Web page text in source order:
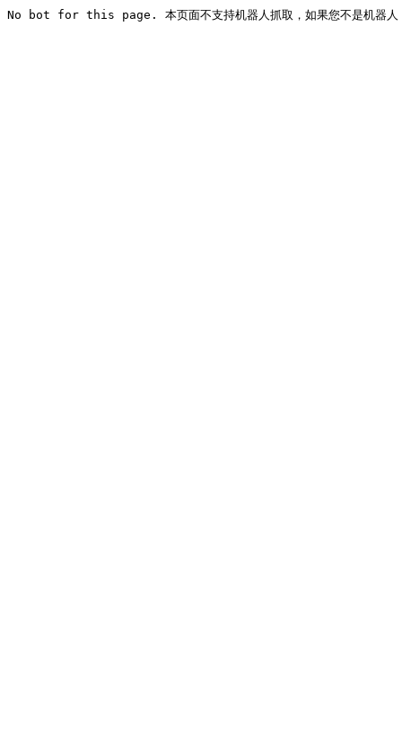
No bot for this page. 本页面不支持机器人抓取，如果您不是机器人，